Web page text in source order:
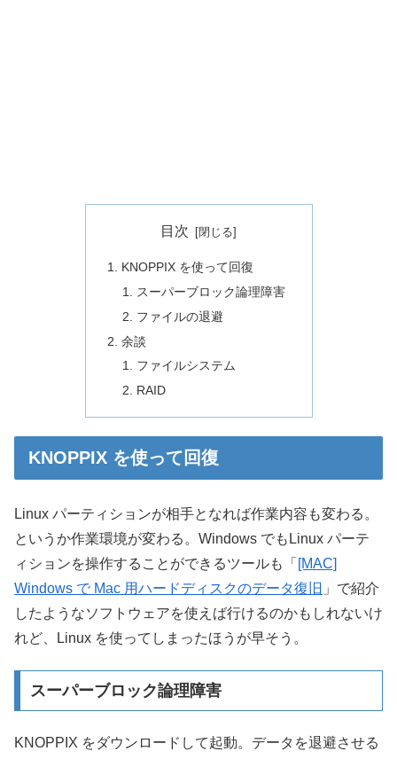
目次
KNOPPIX を使って回復
スーパーブロック論理障害
ファイルの退避
余談
ファイルシステム
RAID
KNOPPIX を使って回復
Linux パーティションが相手となれば作業内容も変わる。
というか作業環境が変わる。Windows でもLinux パーテ
ィションを操作することができるツールも「 [MAC]
Windows で Mac 用ハードディスクのデータ復旧 」で紹介
したようなソフトウェアを使えば行けるのかもしれないけ
れど、Linux を使ってしまったほうが早そう。
スーパーブロック論理障害
KNOPPIX をダウンロードして起動。データを退避させる